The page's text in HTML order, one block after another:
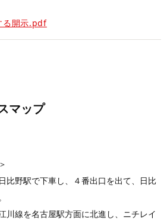
る開示.pdf
マップ
比野駅で下車し、４番出口を出て、日比
川線を名古屋駅方面に北進し、ニチレイ